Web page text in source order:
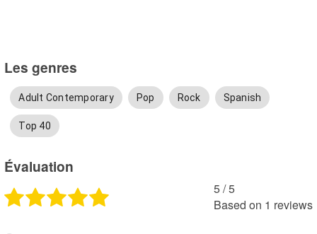
Les genres
Adult Contemporary Pop Rock Spanish
Top 40
Évaluation
5 /5
Based on 1 reviews